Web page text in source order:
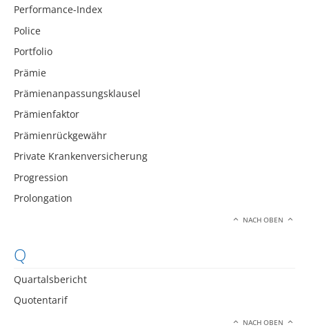
Performance-Index
Police
Portfolio
Prämie
Prämienanpassungsklausel
Prämienfaktor
Prämienrückgewähr
Private Krankenversicherung
Progression
Prolongation
NACH OBEN
Q
Quartalsbericht
Quotentarif
NACH OBEN